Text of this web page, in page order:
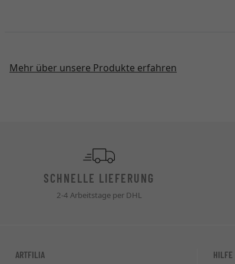
Mehr über unsere Produkte erfahren
SCHNELLE LIEFERUNG
2-4 Arbeitstage per DHL
ARTFILIA HILFE